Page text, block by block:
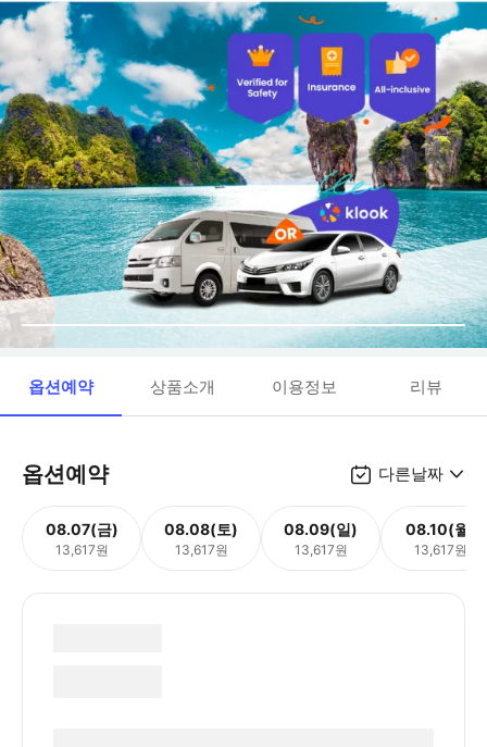
옵션예약 상품소개 이용정보 리뷰
옵션예약 다른날짜
08.07(금)
13,617원
08.08(토)
13,617원
08.09(일)
13,617원
08.10(월)
13,617원